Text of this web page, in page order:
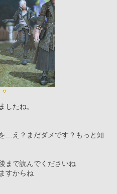
したね。
…え？まだダメです？もっと知
まで読んでくださいね
すからね